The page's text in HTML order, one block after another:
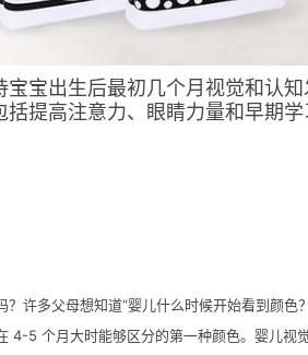
宝出生后最初几个月视觉和认
提高注意力、眼睛力量和早期学
许多父母想知道“婴儿什么时候开始看到颜
4-5 个月大时能够区分的第一种颜色。婴儿